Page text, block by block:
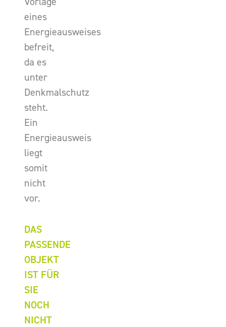
eines
Energieausweises
befreit,
da es
unter
Denkmalschutz
steht.
Ein
Energieausweis
liegt
somit
nicht
vor.
DAS
PASSENDE
OBJEKT
IST FÜR
SIE
NOCH
NICHT